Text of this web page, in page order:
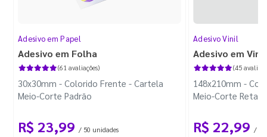
Adesivo em Papel
Adesivo em Folha
(61 avaliações)
30x30mm - Colorido Frente - Cartela
Meio-Corte Padrão
R$ 23,99 / 50 unidades
Adesivo Vinil
Adesivo em Vinil
(45
148x210mm -
Meio-Corte
R$ 22,99 / 1